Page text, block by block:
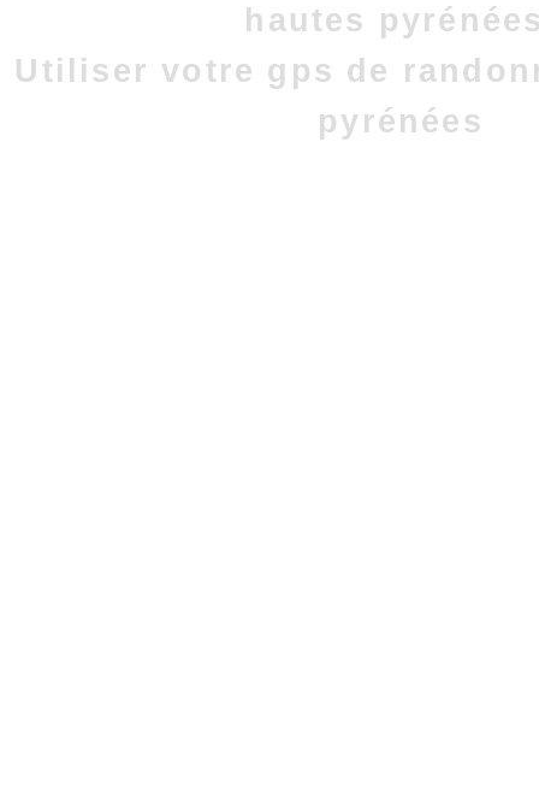
hautes
Utiliser votre gps de
pyrénées